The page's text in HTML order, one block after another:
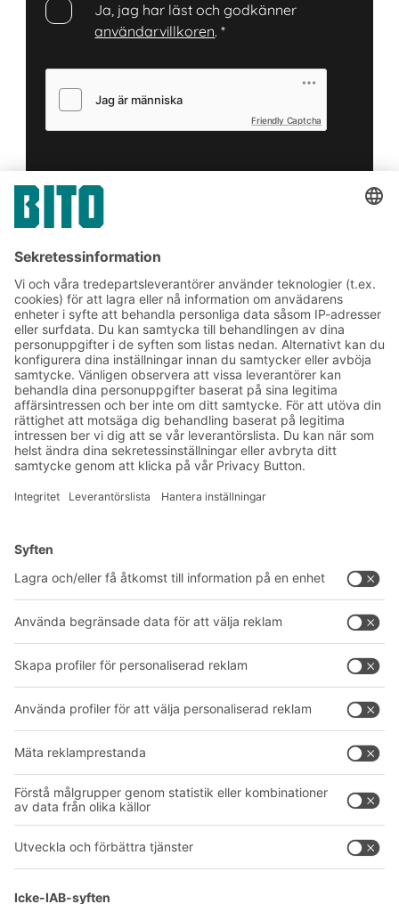
Ja, jag har läst och godkänner
användarvillkoren.*
Friendly Captcha
Prenumerera på vårt
nyhetsbrev:
Lager- och logistiknyheter
Exklusiva erbjudanden
Produktnyheter
Prenumerera på vårt
nyhetsbrev
Lösningar
Intralogistiklösningar
Lådsystem
Hyllsystem
Våra tjänster
Produktkatalog
BITO PROJEKTGUIDE
Nedladdningar
Företag
Vårt globala nätverk
Våra produktionsanläggningar
Följ oss
BIT O
YOUR LIFE.